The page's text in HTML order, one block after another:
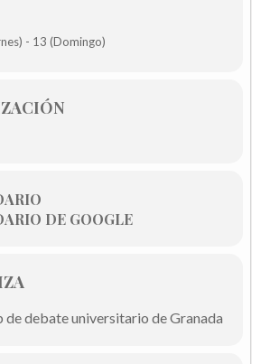
- 13 (Domingo)
DE GOOGLE
de debate universitario de Granada